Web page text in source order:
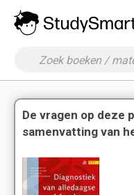
De vragen op deze
samenvatting van